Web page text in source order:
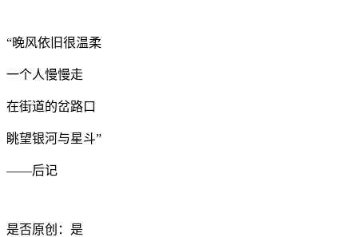
“晚风依旧很温柔
一个人慢慢走
在街道的岔路口
眺望银河与星斗”
——后记
是否原创：是